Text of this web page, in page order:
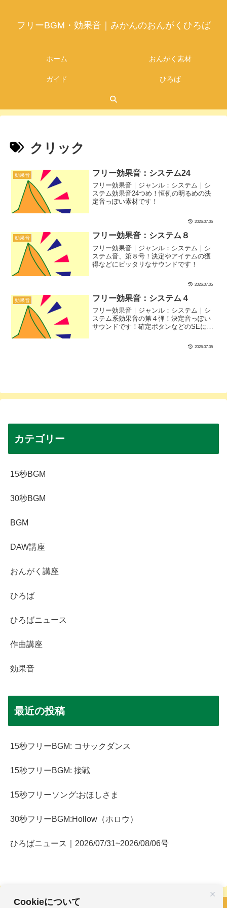
Cookieについて
フリーBGM・効果音｜みかんのおんがくひろば
ホーム おんがく素材
ガイド ひろば
クリック
効果音 フリー効果音：システム24
フリー効果音｜ジャンル：システム｜シ
ステム効果音24つめ！恒例の明るめの決
定音っぽい素材です！
2026.07.05
効果音 フリー効果音：システム８
フリー効果音｜ジャンル：システム｜シ
ステム音、第８号！決定やアイテムの獲
得などにピッタリなサウンドです！
2026.07.05
効果音 フリー効果音：システム４
フリー効果音｜ジャンル：システム｜シ
ステム系効果音の第４弾！決定音っぽい
サウンドです！確定ボタンなどのSEにぴ
2026.07.05
カテゴリー
15秒BGM
30秒BGM
BGM
DAW講座
おんがく講座
ひろば
ひろばニュース
作曲講座
効果音
最近の投稿
15秒フリーBGM: コサックダンス
15秒フリーBGM: 接戦
15秒フリーソング:おほしさま
30秒フリーBGM:Hollow（ホロウ）
ひろばニュース｜2026/07/31~2026/08/06号